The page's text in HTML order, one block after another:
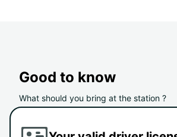
Good to know
What should you bring at the station ?